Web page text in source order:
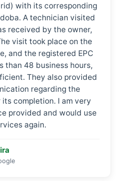
with its corresponding
A technician visited
received by the owner,
visit took place on the
and the registered EPC
than 48 business hours,
They also provided
regarding the
completion. I am very
provided and would use
again.